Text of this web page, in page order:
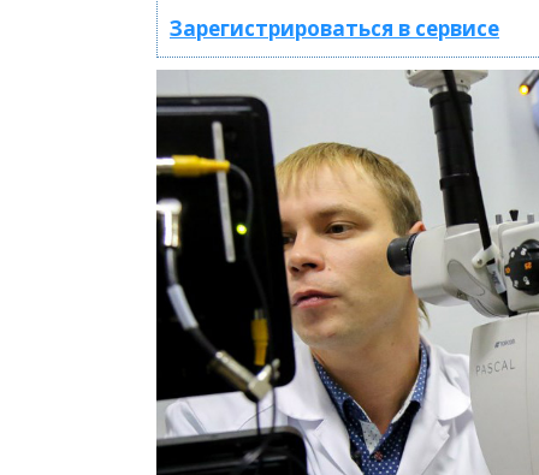
Зарегистрироваться в сервисе